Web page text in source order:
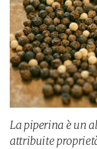
La piperina è un
attribuite